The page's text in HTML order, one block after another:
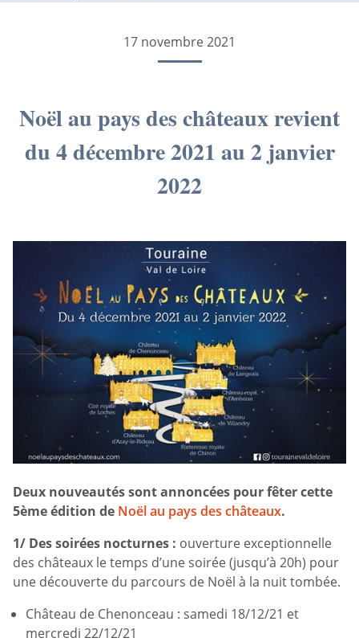
17 novembre 2021
Noël au pays des châteaux revient
du 4 décembre 2021 au 2 janvier
2022
Deux nouveautés sont annoncées pour fêter cette
5ème édition de Noël au pays des châteaux.
1/ Des soirées nocturnes : ouverture exceptionnelle
des châteaux le temps d’une soirée (jusqu’à 20h) pour
une découverte du parcours de Noël à la nuit tombée.
Château de Chenonceau : samedi 18/12/21 et
mercredi 22/12/21